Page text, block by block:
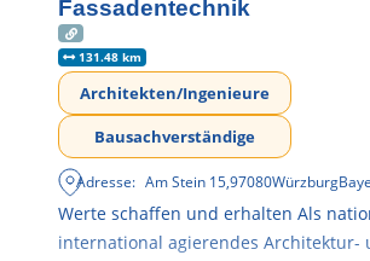
Fassadentechnik
131.48 km
Architekten/Ingenieure
Bausachverständige
Adresse: Am Stein 15,97080Würzburg
Werte schaffen und erhalten Als
international agierendes Architektur-